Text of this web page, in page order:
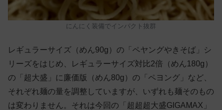
にんにく装備でインパクト抜群
レギュラーサイズ（めん90g）の「ペヤングやきそば」シ
リーズをはじめ、レギュラーサイズ対比2倍（めん180g）
の「超大盛」に廉価版（めん80g）の「ペヨング」など、
それぞれ麺の量を調整していますが、いずれも麺そのもの
は変わりません。それは今回の「超超超大盛GIGAMAX」